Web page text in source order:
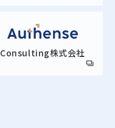
Consulting株式会社